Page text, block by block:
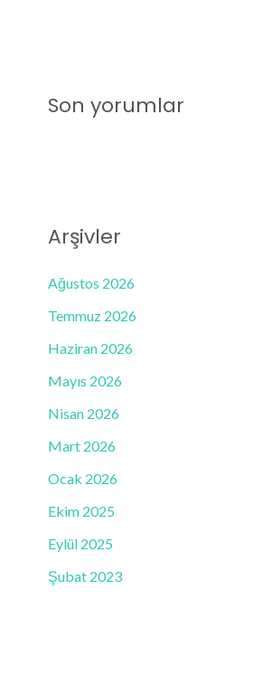
Son yorumlar
Arşivler
Ağustos 2026
Temmuz 2026
Haziran 2026
Mayıs 2026
Nisan 2026
Mart 2026
Ocak 2026
Ekim 2025
Eylül 2025
Şubat 2023